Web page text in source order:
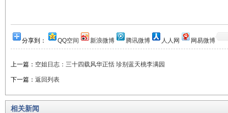
分享到： QQ空间 新浪微博 腾讯微博 人人网 网易微博
上一篇： 空姐日志：三十四载风华正恬 珍别蓝天桃李满园
下一篇： 返回列表
相关新闻